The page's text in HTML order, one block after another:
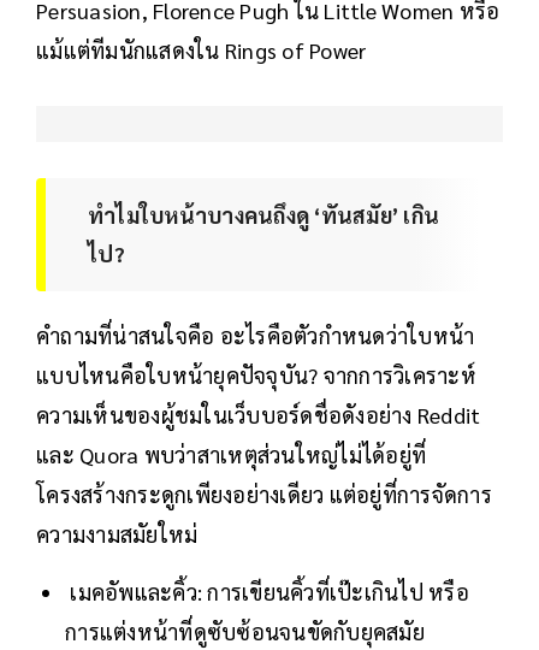
Persuasion, Florence Pugh ใน Little Women หรือ
แม้แต่ทีมนักแสดงใน Rings of Power
ทำไมใบหน้าบางคนถึงดู ‘ทันสมัย’ เกิน
ไป?
คำถามที่น่าสนใจคือ อะไรคือตัวกำหนดว่าใบหน้า
แบบไหนคือใบหน้ายุคปัจจุบัน? จากการวิเคราะห์
ความเห็นของผู้ชมในเว็บบอร์ดชื่อดังอย่าง Reddit
และ Quora พบว่าสาเหตุส่วนใหญ่ไม่ได้อยู่ที่
โครงสร้างกระดูกเพียงอย่างเดียว แต่อยู่ที่การจัดการ
ความงามสมัยใหม่
เมคอัพและคิ้ว: การเขียนคิ้วที่เป๊ะเกินไป หรือ
การแต่งหน้าที่ดูซับซ้อนจนขัดกับยุคสมัย